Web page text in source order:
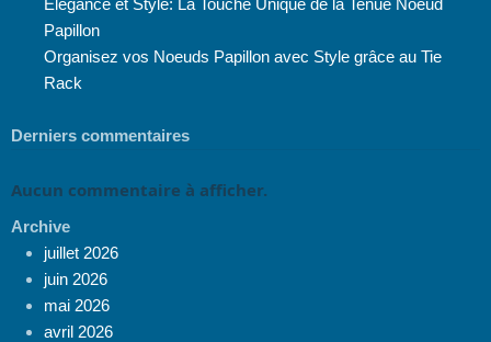
Élégance et Style: La Touche Unique de la Tenue Noeud
Papillon
Organisez vos Noeuds Papillon avec Style grâce au Tie
Rack
Derniers commentaires
Aucun commentaire à afficher.
Archive
juillet 2026
juin 2026
mai 2026
avril 2026